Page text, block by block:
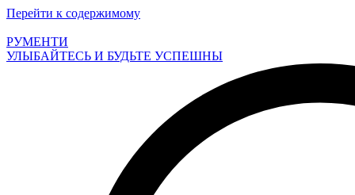
Перейти к содержимому
РУМЕНТИ
УЛЫБАЙТЕСЬ И БУДЬТЕ УСПЕШНЫ